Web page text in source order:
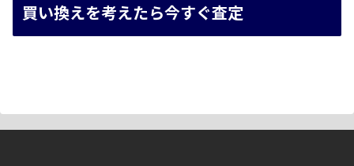
買い換えを考えたら今すぐ査定